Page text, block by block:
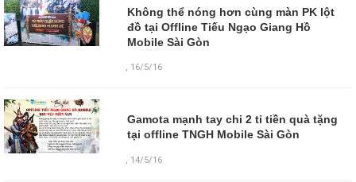
Không thể nóng hơn cùng màn PK lột
đồ tại Offline Tiếu Ngạo Giang Hồ
Mobile Sài Gòn
, 16/5/16
Gamota mạnh tay chi 2 tỉ tiền quà tặng
tại offline TNGH Mobile Sài Gòn
14/5/16